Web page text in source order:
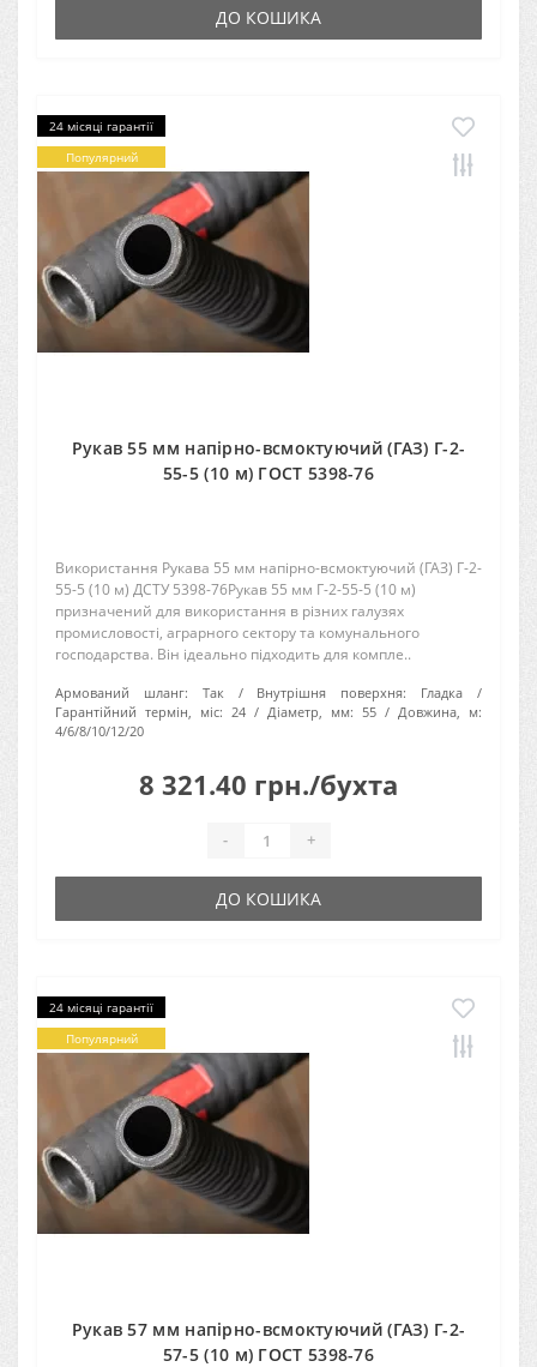
ДО КОШИКА
24 місяці гарантії
Популярний
Рукав 55 мм напірно-всмоктуючий (ГАЗ) Г-2-
55-5 (10 м) ГОСТ 5398-76
Використання Рукава 55 мм напірно-всмоктуючий (ГАЗ) Г-2-
55-5 (10 м) ДСТУ 5398-76Рукав 55 мм Г-2-55-5 (10 м)
призначений для використання в різних галузях
промисловості, аграрного сектору та комунального
господарства. Він ідеально підходить для компле..
Армований шланг: Так Внутрішня поверхня:
Гладка
Гарантійний термін, міс: 24 Діаметр, мм: 55
Довжина, м:
4/6/8/10/12/20
8 321.40 грн./бухта
- +
ДО КОШИКА
24 місяці гарантії
Популярний
Рукав 57 мм напірно-всмоктуючий (ГАЗ) Г-2-
57-5 (10 м) ГОСТ 5398-76